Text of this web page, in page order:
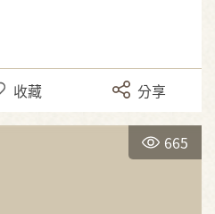
收藏 分享
665